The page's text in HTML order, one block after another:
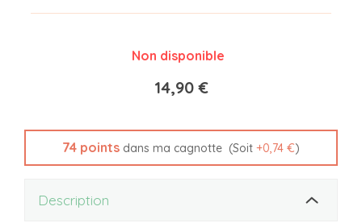
Non disponible
14,90 €
74 points dans ma cagnotte (Soit +0,74 €)
Description